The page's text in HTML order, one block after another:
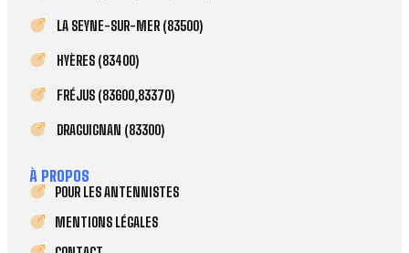
LA SEYNE-SUR-MER (83500)
HYÈRES (83400)
FRÉJUS (83600,83370)
DRAGUIGNAN (83300)
À PROPOS
POUR LES ANTENNISTES
MENTIONS LÉGALES